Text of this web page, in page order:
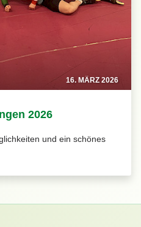
16. MÄRZ 2026
2026
und ein schönes